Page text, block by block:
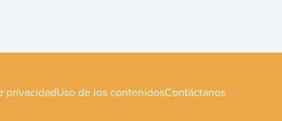
privacidadUso de los contenidosContáctanos